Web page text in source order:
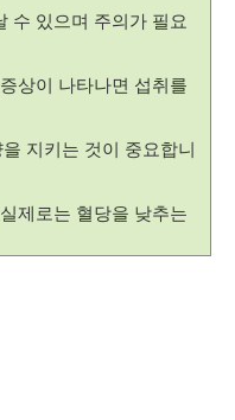
수 있으며 주의가 필요
상이 나타나면 섭취를
지키는 것이 중요합니
제로는 혈당을 낮추는